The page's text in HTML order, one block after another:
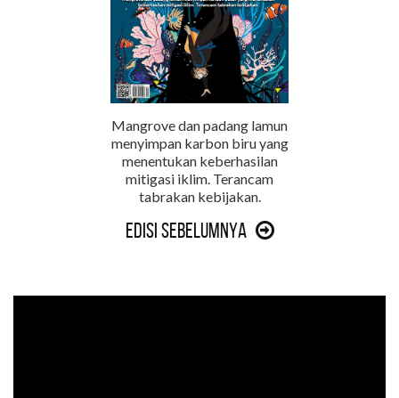
Mangrove dan padang lamun
menyimpan karbon biru yang
menentukan keberhasilan
mitigasi iklim. Terancam
tabrakan kebijakan.
Edisi Sebelumnya